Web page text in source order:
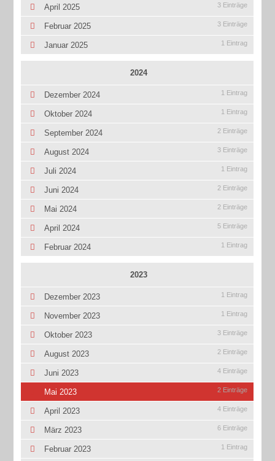
April 2025 3 Einträge
Februar 2025 3 Einträge
Januar 2025 1 Eintrag
2024
Dezember 2024 1 Eintrag
Oktober 2024 1 Eintrag
September 2024 2 Einträge
August 2024 3 Einträge
Juli 2024 1 Eintrag
Juni 2024 2 Einträge
Mai 2024 2 Einträge
April 2024 5 Einträge
Februar 2024 1 Eintrag
2023
Dezember 2023 1 Eintrag
November 2023 1 Eintrag
Oktober 2023 3 Einträge
August 2023 2 Einträge
Juni 2023 4 Einträge
Mai 2023 2 Einträge
April 2023 4 Einträge
März 2023 6 Einträge
Februar 2023 1 Eintrag